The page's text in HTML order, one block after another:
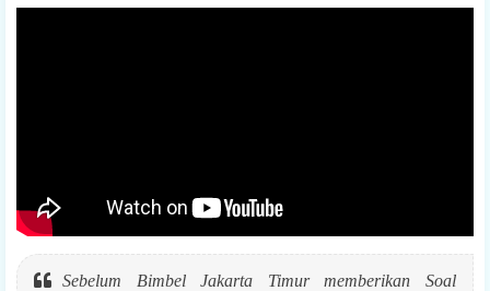
Sebelum Bimbel Jakarta Timur memberikan Soal